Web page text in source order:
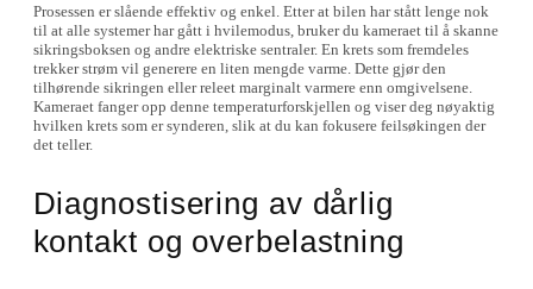
Prosessen er slående effektiv og enkel. Etter at bilen har stått lenge nok
til at alle systemer har gått i hvilemodus, bruker du kameraet til å skanne
sikringsboksen og andre elektriske sentraler. En krets som fremdeles
trekker strøm vil generere en liten mengde varme. Dette gjør den
tilhørende sikringen eller releet marginalt varmere enn omgivelsene.
Kameraet fanger opp denne temperaturforskjellen og viser deg nøyaktig
hvilken krets som er synderen, slik at du kan fokusere feilsøkingen der
det teller.
Diagnostisering av dårlig
kontakt og overbelastning